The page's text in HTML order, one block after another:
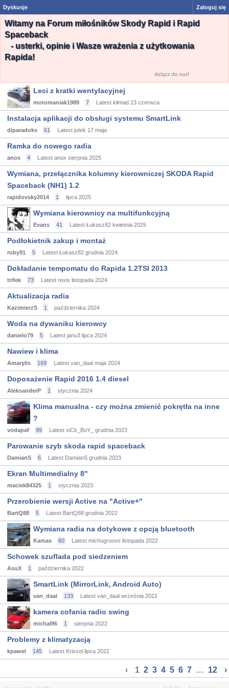
Dyskusje Zaloguj się
Witamy na Forum miłośników Skody Rapid i Rapid
Spaceback
- usterki, opinie i Wasze wrażenia z użytkowania
Rapida!
dołącz do nas!
Leci z kratki wentylacyjnej
motomaniak1989 7 Latest klimad 23 czerwca
Instalacja aplikacji do obsługi systemu SmartLink
diparadoks 61 Latest jutek 17 maja
Ramka do nowego radia
anox 4 Latest anox sierpnia 2025
Wymiana, przełącznika kolumny kierowniczej SKODA Rapid
Spaceback (NH1) 1.2
rapidovsky2014 1 lipca 2025
Wymiana kierownicy na multifunkcyjną
Evans 41 Latest Łukasz82 kwietnia 2025
Podłokietnik zakup i montaż
ruby91 5 Latest Łukasz82 grudnia 2024
Dokładanie tempomatu do Rapida 1.2TSI 2013
trifek 73 Latest rexis listopada 2024
Aktualizacja radia
KazimierzS 1 października 2024
Woda na dywaniku kierowcy
danielo79 5 Latest janu3 lipca 2024
Nawiew i klima
Amarylis 169 Latest van_daal maja 2024
Doposażenie Rapid 2016 1.4 diesel
AleksanderP 1 stycznia 2024
Klima manualna - czy można zmienić pokrętła na inne
?
vodapaf 99 Latest siCk_BoY_ grudnia 2023
Parowanie szyb skoda rapid spaceback
DamianS 6 Latest DamianS grudnia 2023
Ekran Multimedialny 8"
maciek84325 1 stycznia 2023
Przerobienie wersji Active na "Active+"
BartQ88 5 Latest BartQ88 grudnia 2022
Wymiana radia na dotykowe z opcją bluetooth
Kamas 60 Latest michugroove listopada 2022
Schowek szuflada pod siedzeniem
AsuX 1 października 2022
SmartLink (MirrorLink, Android Auto)
van_daal 133 Latest van_daal września 2022
kamera cofania radio swing
michal96 1 sierpnia 2022
Problemy z klimatyzacją
kpawel 145 Latest Krissol lipca 2022
‹ 1 2 3 4 5 6 7 … 12 ›